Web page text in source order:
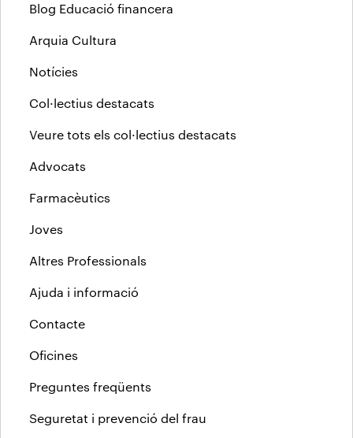
Blog Educació financera
Arquia Cultura
Notícies
Col·lectius destacats
Veure tots els col·lectius destacats
Advocats
Farmacèutics
Joves
Altres Professionals
Ajuda i informació
Contacte
Oficines
Preguntes freqüents
Seguretat i prevenció del frau